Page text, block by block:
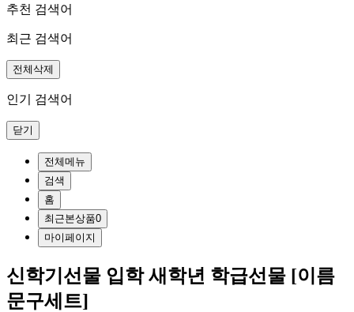
추천 검색어
최근 검색어
전체삭제
인기 검색어
닫기
전체메뉴
검색
홈
최근본상품0
마이페이지
신학기선물 입학 새학년 학급선물 [이름
문구세트]